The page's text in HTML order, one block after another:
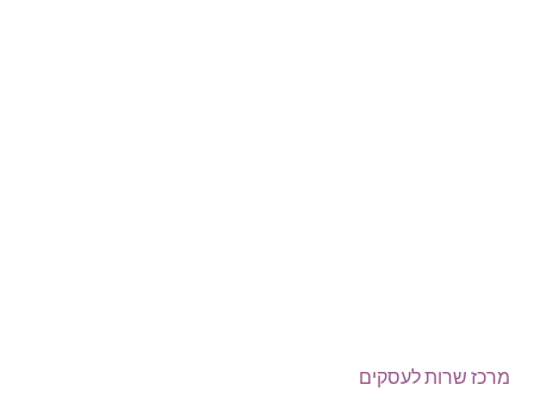
מרכז שרות לעסקים